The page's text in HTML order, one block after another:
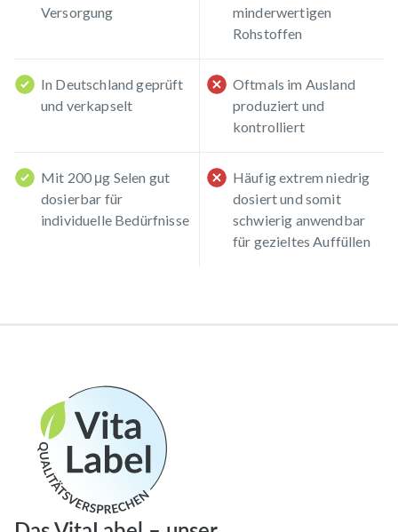
Versorgung
minderwertigen
Rohstoffen
In Deutschland geprüft
und verkapselt
Oftmals im Ausland
produziert und
kontrolliert
Mit 200 μg Selen gut
dosierbar für
individuelle Bedürfnisse
Häufig extrem niedrig
dosiert und somit
schwierig anwendbar
für gezieltes Auffüllen